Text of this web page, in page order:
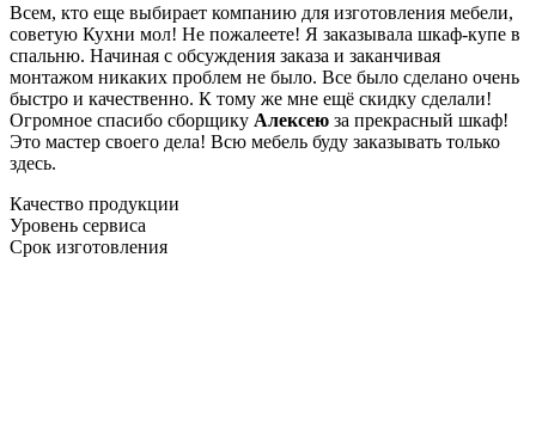
Всем, кто еще выбирает компанию для изготовления мебели,
советую Кухни мол! Не пожалеете! Я заказывала шкаф-купе в
спальню. Начиная с обсуждения заказа и заканчивая
монтажом никаких проблем не было. Все было сделано очень
быстро и качественно. К тому же мне ещё скидку сделали!
Огромное спасибо сборщику Алексею за прекрасный шкаф!
Это мастер своего дела! Всю мебель буду заказывать только
здесь.
Качество продукции
Уровень сервиса
Срок изготовления